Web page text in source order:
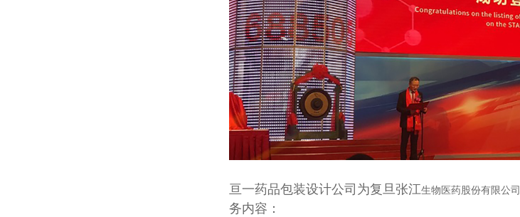
亘一药品包装设计公司为复旦张江生物医药股份有限公司
务内容：